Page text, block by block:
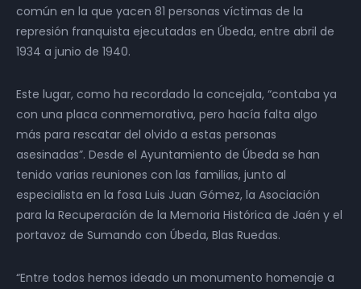
común en la que yacen 81 personas víctimas de la
represión franquista ejecutadas en Úbeda, entre abril de
1934 a junio de 1940.
Este lugar, como ha recordado la concejala, “contaba ya
con una placa conmemorativa, pero hacía falta algo
más para rescatar del olvido a estas personas
asesinadas”. Desde el Ayuntamiento de Úbeda se han
tenido varias reuniones con las familias, junto al
especialista en la fosa Luis Juan Gómez, la Asociación
para la Recuperación de la Memoria Histórica de Jaén y el
portavoz de Sumando con Úbeda, Blas Ruedas.
“Entre todos hemos ideado un monumento homenaje a